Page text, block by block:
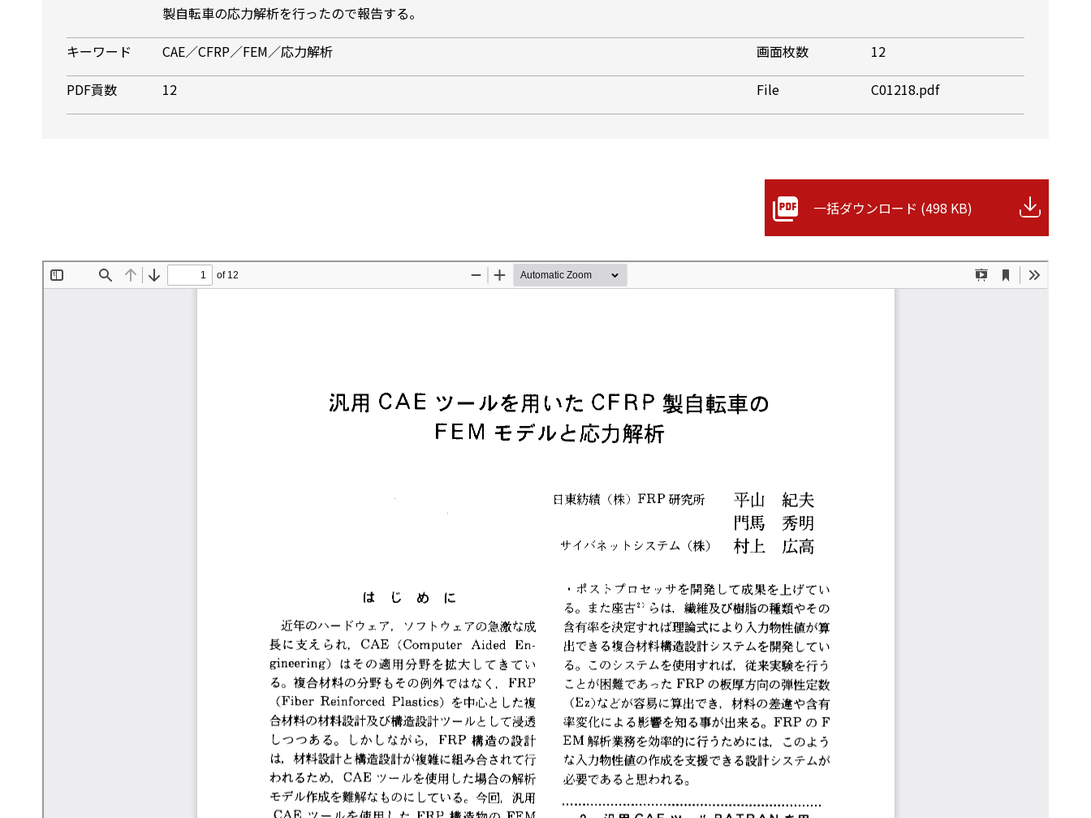
製自転車の応力解析を行ったので報告する。
キーワード CAE／CFRP／FEM／応力解析 画面枚数
12
PDF貢数
12 File C01218.pdf
一括ダウンロード (498 KB)